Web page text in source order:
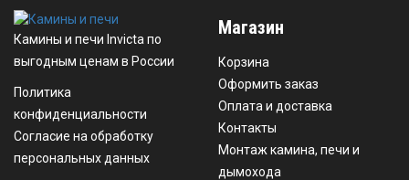
Камины и печи Invicta по
выгодным ценам в России
Политика
конфиденциальности
Согласие на обработку
персональных данных
Магазин
Корзина
Оформить заказ
Оплата и доставка
Контакты
Монтаж камина, печи и
дымохода